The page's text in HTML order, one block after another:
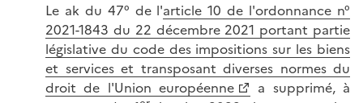
Le ak du 47° de l'article 10 de l'ordonnance n°
2021-1843 du 22 décembre 2021 portant partie
législative du code des impositions sur les biens
et services et transposant diverses normes du
droit de l'Union européenne
a supprimé, à